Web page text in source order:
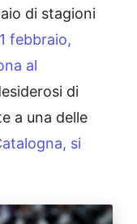
di stagioni
febbraio,
al
di
a una delle
si